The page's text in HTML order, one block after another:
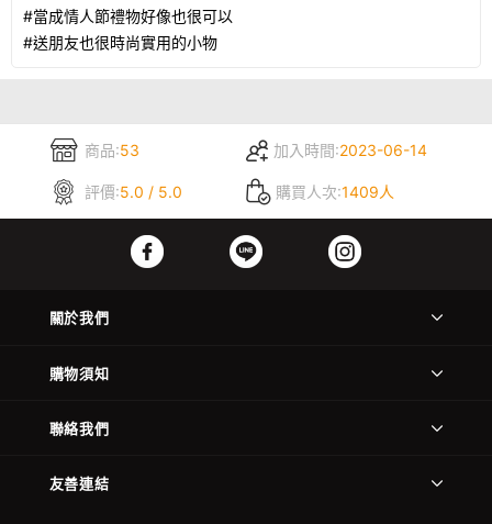
#當成情人節禮物好像也很可以
#送朋友也很時尚實用的小物
商品:53 加入時間:2023-06-14
評價:5.0 / 5.0 購買人次:1409人
關於我們
購物須知
聯絡我們
友善連結